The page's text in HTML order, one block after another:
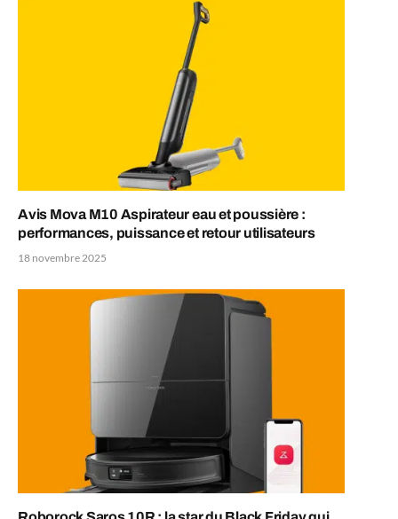
Avis Mova M10 Aspirateur eau et poussière :
performances, puissance et retour utilisateurs
18 novembre 2025